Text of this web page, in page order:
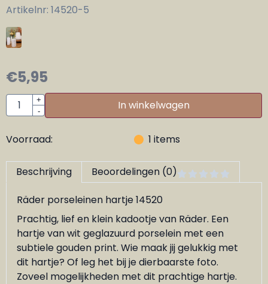
Artikelnr: 14520-5
€5,95
Aantal
+
-
In winkelwagen
Voorraad: 1 items
Beschrijving Beoordelingen (0)
Räder porseleinen hartje 14520
Prachtig, lief en klein kadootje van Räder. Een
hartje van wit geglazuurd porselein met een
subtiele gouden print. Wie maak jij gelukkig met
dit hartje? Of leg het bij je dierbaarste foto.
Zoveel mogelijkheden met dit prachtige hartje.